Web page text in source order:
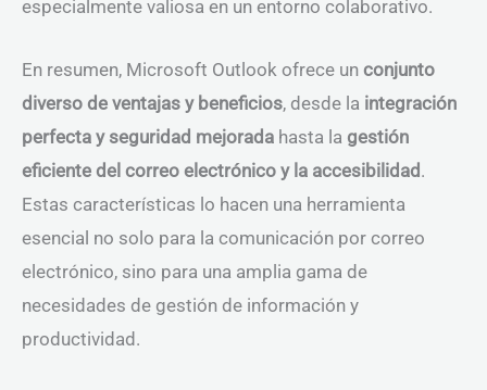
especialmente valiosa en un entorno colaborativo.
En resumen, Microsoft Outlook ofrece un conjunto
diverso de ventajas y beneficios, desde la integración
perfecta y seguridad mejorada hasta la gestión
eficiente del correo electrónico y la accesibilidad.
Estas características lo hacen una herramienta
esencial no solo para la comunicación por correo
electrónico, sino para una amplia gama de
necesidades de gestión de información y
productividad.